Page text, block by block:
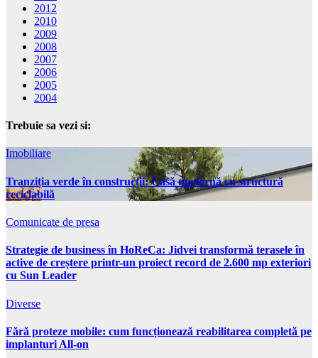
2012
2010
2009
2008
2007
2006
2005
2004
Trebuie sa vezi si:
Imobiliare
Tranziția verde în construcții: Casă modernă cu structură
reciclabilă
Comunicate de presa
Strategie de business în HoReCa: Jidvei transformă terasele în
active de creștere printr-un proiect record de 2.600 mp exteriori
cu Sun Leader
Diverse
Fără proteze mobile: cum funcționează reabilitarea completă pe
implanturi All-on